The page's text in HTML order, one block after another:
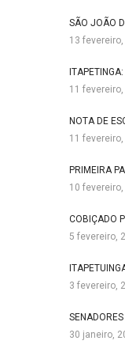
SÃO JOÃO
13
11
NOTA DE
11
PRIMEIRA
10
COBIÇADO
5 fevereiro,
3 fevereiro,
30 janeiro,